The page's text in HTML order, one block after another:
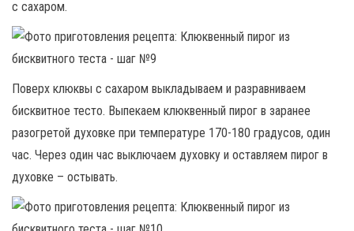
с сахаром.
Поверх клюквы с сахаром выкладываем и разравниваем
бисквитное тесто. Выпекаем клюквенный пирог в заранее
разогретой духовке при температуре 170-180 градусов, один
час. Через один час выключаем духовку и оставляем пирог в
духовке – остывать.